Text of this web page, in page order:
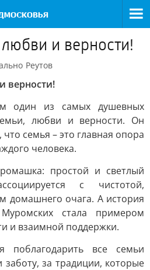
и верности!
Реутов
верности!
один из самых душевных
любви и верности. Он
семья – это главная опора
человека.
простой и светлый
с чистотой,
домашнего очага. А история
стала примером
и взаимной поддержки.
поблагодарить все семьи
заботу, за традиции, которые